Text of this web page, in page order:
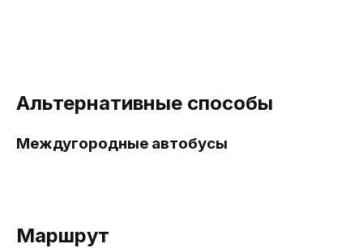
Альтернативные способы
Междугородные автобусы
Маршрут